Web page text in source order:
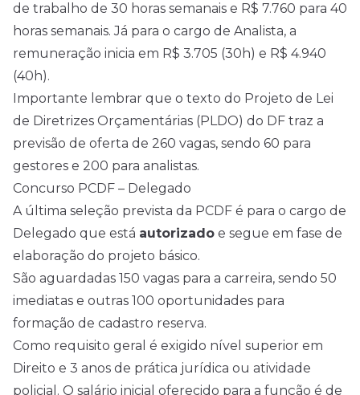
de trabalho de 30 horas semanais e R$ 7.760 para 40
horas semanais. Já para o cargo de Analista, a
remuneração inicia em R$ 3.705 (30h) e R$ 4.940
(40h).
Importante lembrar que o texto do Projeto de Lei
de Diretrizes Orçamentárias (PLDO) do DF traz a
previsão de oferta de 260 vagas, sendo 60 para
gestores e 200 para analistas.
Concurso PCDF – Delegado
A última seleção prevista da PCDF é para o cargo de
Delegado que está autorizado e segue em fase de
elaboração do projeto básico.
São aguardadas 150 vagas para a carreira, sendo 50
imediatas e outras 100 oportunidades para
formação de cadastro reserva.
Como requisito geral é exigido nível superior em
Direito e 3 anos de prática jurídica ou atividade
policial. O salário inicial oferecido para a função é de